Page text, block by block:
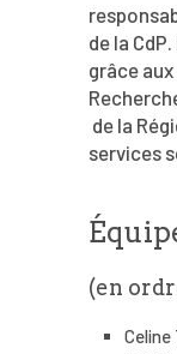
de la
grâce
de la
services
(en
Celine